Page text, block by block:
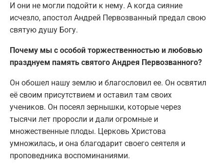
И они не могли подойти к нему. А когда сияние
исчезло, апостол Андрей Первозванный предал свою
святую душу Богу.
Почему мы с особой торжественностью и любовью
празднуем память святого Андрея Первозванного?
Он обошел нашу землю и благословил ее. Он освятил
её своим присутствием и оставил там своих
учеников. Он посеял зернышки, которые через
тысячи лет проросли и дали огромные и
множественные плоды. Церковь Христова
умножилась, и она благодарит своего сеятеля и
проповедника воспоминаниями.